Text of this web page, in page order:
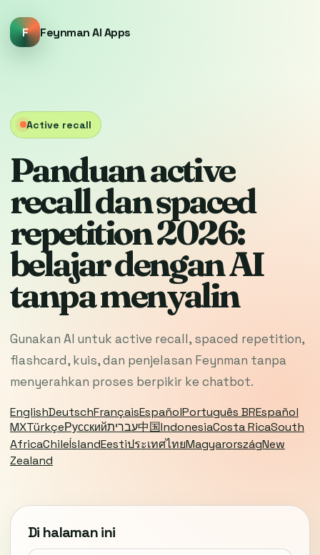
F Feynman AI Apps
Active recall
Panduan active
recall dan spaced
repetition 2026:
belajar dengan AI
tanpa menyalin
Gunakan AI untuk active recall, spaced repetition,
flashcard, kuis, dan penjelasan Feynman tanpa
menyerahkan proses berpikir ke chatbot.
EnglishDeutschFrançaisEspañolPortuguês BREspañol
MXTürkçeРусскийעברית中国IndonesiaCosta RicaSouth
AfricaChileÍslandEestiประเทศไทยMagyarországNew
Zealand
Di halaman ini